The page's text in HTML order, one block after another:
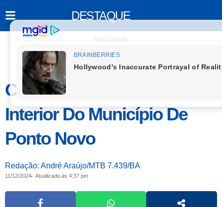
DESTAQUE
PUBLICIDADE
Corpo É Encontrado No
Interior Do Município De
Ponto Novo
Redação: André Araújo/MTB 7.439/BA
11/12/2024 Atualizado às 4:37 pm